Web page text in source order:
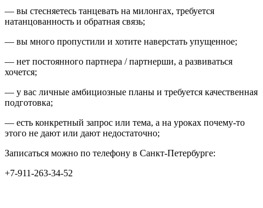
— вы стесняетесь танцевать на милонгах, требуется
натанцованность и обратная связь;
— вы много пропустили и хотите наверстать упущенное;
— нет постоянного партнера / партнерши, а развиваться
хочется;
— у вас личные амбициозные планы и требуется качественная
подготовка;
— есть конкретный запрос или тема, а на уроках почему-то
этого не дают или дают недостаточно;
Записаться можно по телефону в Санкт-Петербурге:
+7-911-263-34-52